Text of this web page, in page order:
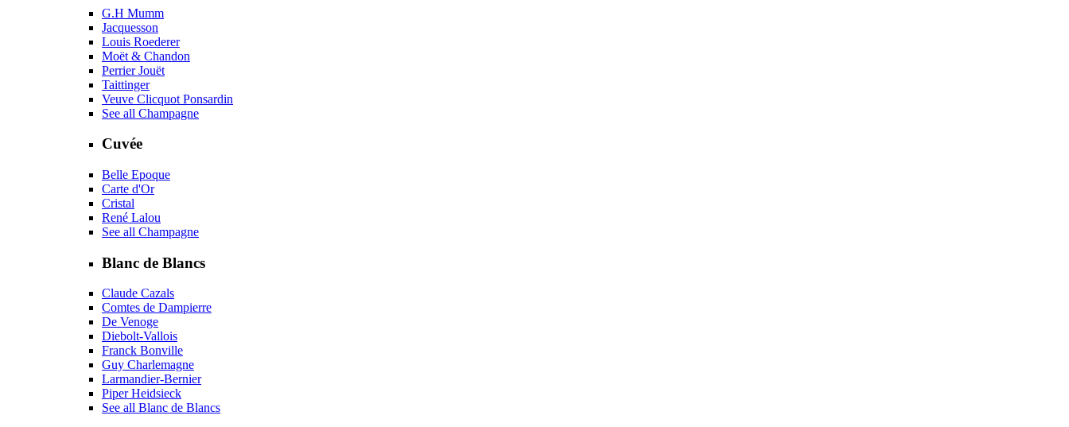
G.H Mumm
Jacquesson
Louis Roederer
Moët & Chandon
Perrier Jouët
Taittinger
Veuve Clicquot Ponsardin
See all Champagne
Cuvée
Belle Epoque
Carte d'Or
Cristal
René Lalou
See all Champagne
Blanc de Blancs
Claude Cazals
Comtes de Dampierre
De Venoge
Diebolt-Vallois
Franck Bonville
Guy Charlemagne
Larmandier-Bernier
Piper Heidsieck
See all Blanc de Blancs